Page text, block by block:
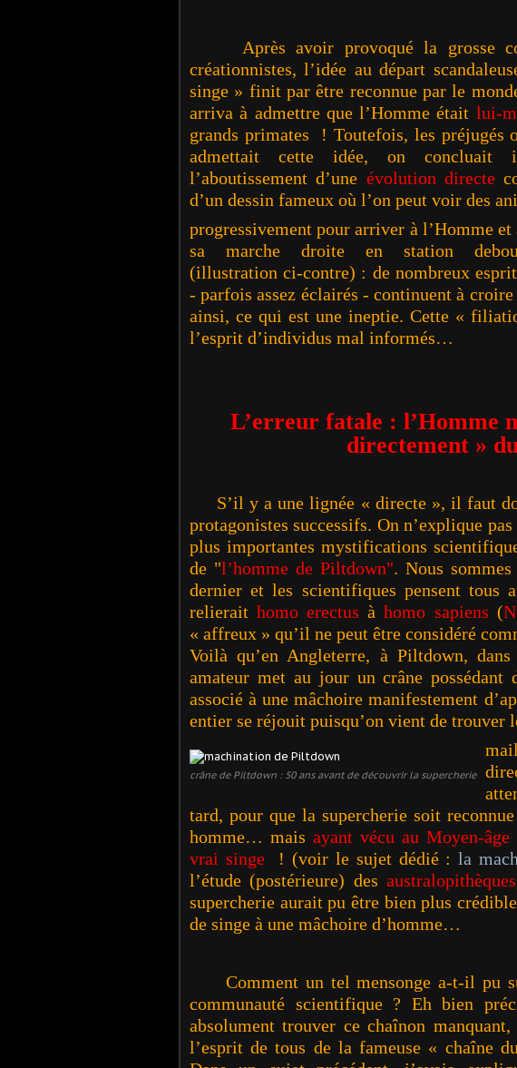
Après avoir provoqué la grosse
créationnistes, l’idée au départ
singe » finit par être reconnue par le
arriva à admettre que l’Homme était lui-
grands primates ! Toutefois, les préjugés
admettait cette idée, on concluait
l’aboutissement d’une évolution directe
d’un dessin fameux où l’on peut voir des
progressivement pour arriver à l’Homme et
sa marche droite en station
(illustration ci-contre) : de nombreux
- parfois assez éclairés - continuent à croire
ainsi, ce qui est une ineptie. Cette «
l’esprit d’individus mal informés…
L’erreur fatale : l’Homme
directement »
S’il y a une lignée « directe », il faut
protagonistes successifs. On n’explique
plus importantes mystifications
de "l’homme de Piltdown". Nous
dernier et les scientifiques pensent tous
relieraithomo erectusàhomo sapiens (
« affreux » qu’il ne peut être considéré
Voilà qu’en Angleterre, à Piltdown,
amateur met au jour un crâne possédant
associé à une mâchoire manifestement
entier se réjouit puisqu’on vient de trouver
crâne de Piltdown : 50 ans avant de découvrir la supercherie
tard, pour que la supercherie soit
homme… mais ayant vécu au Moyen-âge
vrai singe
! (voir le sujet dédié : la
l’étude (postérieure) des australopithèques
supercherie aurait pu être bien plus
de singe à une mâchoire d’homme…
Comment un tel mensonge a-t-il pu
communauté scientifique ? Eh bien
absolument trouver ce chaînon
l’esprit de tous de la fameuse « chaîne